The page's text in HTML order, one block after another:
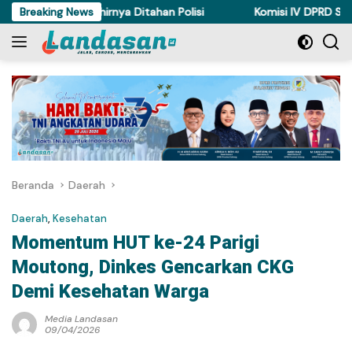
Langsung
ke
konten
Breaking News
Torue Akhirnya Ditahan Polisi Komisi IV DPRD Sulteng
Beranda Daerah
Daerah, Kesehatan
Momentum HUT ke-24 Parigi
Moutong, Dinkes Gencarkan CKG
Demi Kesehatan Warga
Media Landasan
09/04/2026